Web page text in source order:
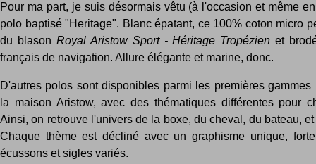
Pour ma part, je suis désormais vêtu (à l'occasion et même
polo baptisé "Heritage". Blanc épatant, ce 100% coton micro
du blason Royal Aristow Sport - Héritage Tropézien et
français de navigation. Allure élégante et marine, donc.
D'autres polos sont disponibles parmi les premières gammes
la maison Aristow, avec des thématiques différentes pour
Ainsi, on retrouve l'univers de la boxe, du cheval, du bateau,
Chaque thème est décliné avec un graphisme unique,
écussons et sigles variés.